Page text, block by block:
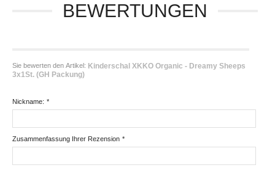
BEWERTUNGEN
Sie bewerten den Artikel: Kinderschal XKKO Organic - Dreamy Sheeps
3x1St. (GH Packung)
*
Nickname:
*
Zusammenfassung Ihrer Rezension